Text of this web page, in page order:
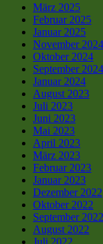
März 2025
Februar 2025
Januar 2025
November 2024
Oktober 2024
September 2024
Januar 2024
August 2023
Juli 2023
Juni 2023
Mai 2023
April 2023
März 2023
Februar 2023
Januar 2023
Dezember 2022
Oktober 2022
September 2022
August 2022
Juli 2022